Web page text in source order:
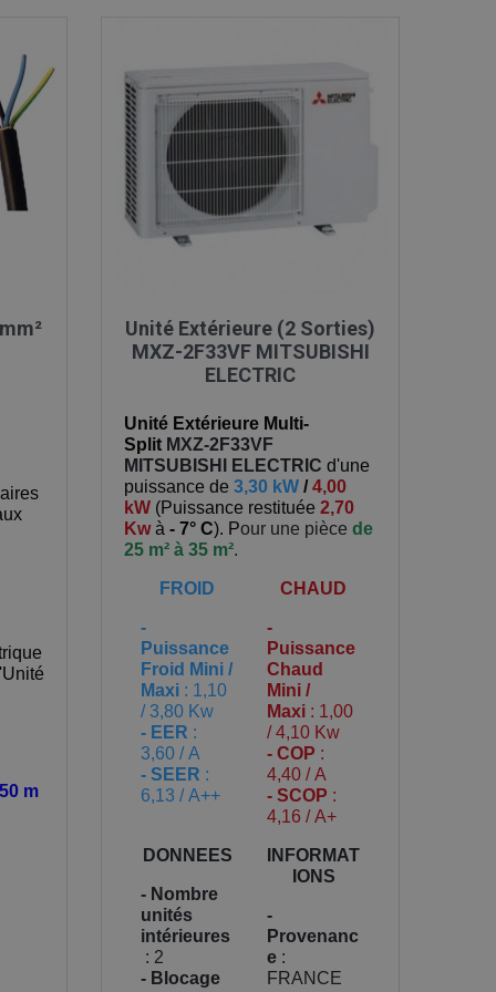
m
Unité Extérieure (2 Sorties)
MXZ-2F33VF MITSUBISHI
ELECTRIC
Unité Extérieure Multi-
Split MXZ-2F33VF
MITSUBISHI ELECTRIC d'une
puissance de 3,30 kW /4,00
kW (Puissance restituée 2,70
Kwà - 7° C). Pour une pièce de
25 m² à 35 m².
FROID
-
Puissance
Froid Mini /
Maxi : 1,10
/ 3,80 Kw
- EER :
3,60 / A
- SEER :
6,13 / A++
CHAUD
-
Puissance
Chaud
Mini /
Maxi : 1,00
/ 4,10 Kw
- COP :
4,40 / A
- SCOP :
4,16 / A+
DONNEES
- Nombre
unités
intérieures
: 2
- Blocage
INFORMAT
IONS
-
Provenanc
e :
FRANCE